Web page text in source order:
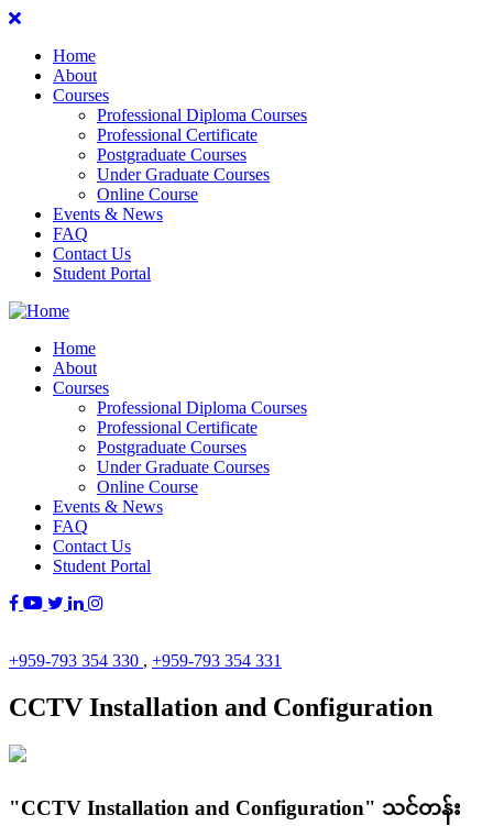
Home
About
Courses
Professional Diploma Courses
Professional Certificate
Postgraduate Courses
Under Graduate Courses
Online Course
Events & News
FAQ
Contact Us
Student Portal
Home
About
Courses
Professional Diploma Courses
Professional Certificate
Postgraduate Courses
Under Graduate Courses
Online Course
Events & News
FAQ
Contact Us
Student Portal
+959-793 354 330 , +959-793 354 331
CCTV Installation and Configuration
"CCTV Installation and Configuration" သင်တန်း